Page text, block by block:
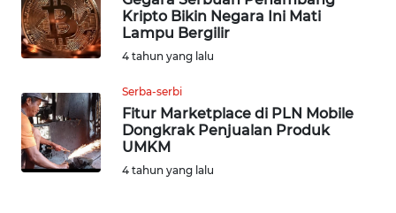
Kripto Bikin Negara Ini Mati
Lampu Bergilir
4 tahun yang lalu
Serba-serbi
Fitur Marketplace di PLN Mobile
Dongkrak Penjualan Produk
UMKM
4 tahun yang lalu
WN
MALUT
DAIRI
WN
DANAU